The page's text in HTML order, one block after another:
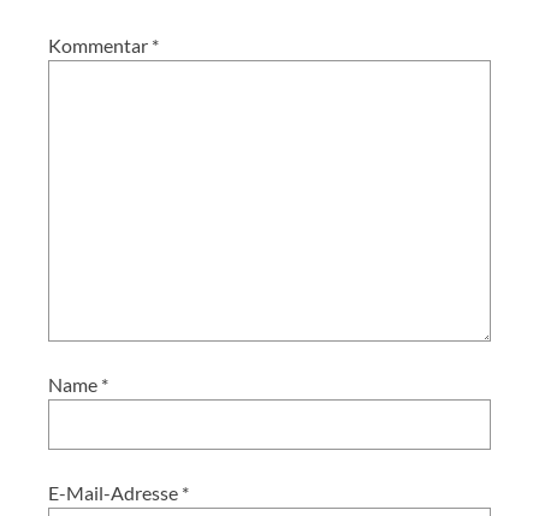
Kommentar *
Name *
E-Mail-Adresse *